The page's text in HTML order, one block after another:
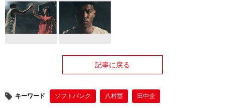
記事に戻る
キーワード ソフトバンク 八村塁 田中圭